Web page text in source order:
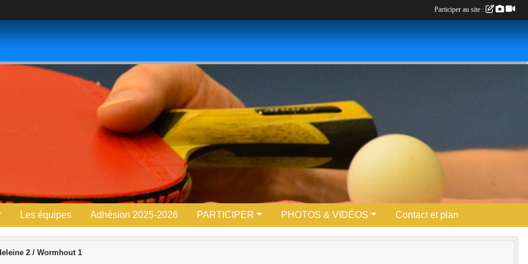
Les équipes Adhésion 2025-2026 PARTICIPER PHOTOS & VIDÉOS Contact et plan
2 / Wormhout 1
Participer au site :